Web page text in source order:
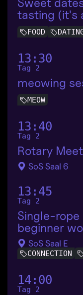
tasting (it's
FOOD
13:30
Tag 2
meowing
MEOW
13:40
Tag 2
Rotary
SoS Saal 6
13:45
Tag 2
Single-
beginner
SoS Saal E
CONNECTION
14:00
Tag 2